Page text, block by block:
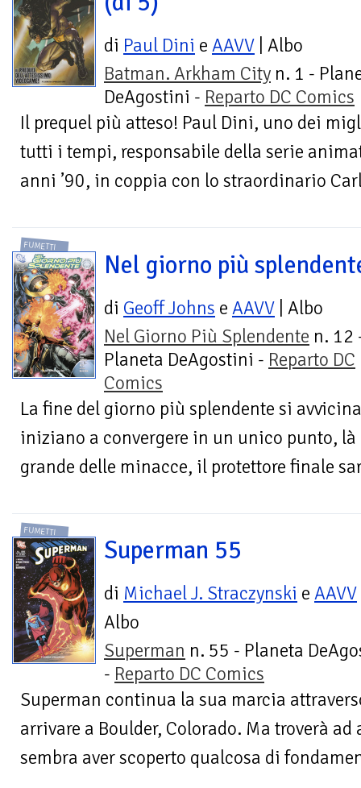
di Paul Dini e AAVV | Albo
Batman. Arkham City n. 1 -
DeAgostini - Reparto DC Comics
Il prequel più atteso! Paul Dini, uno dei
tutti i tempi, responsabile della serie
anni ’90, in coppia con lo straordinario
FUMETTI
Nel giorno più
di Geoff Johns e AAVV | Albo
Nel Giorno Più Splendente n. 12
Planeta DeAgostini - Reparto DC
Comics
La fine del giorno più splendente si
iniziano a convergere in un unico punto,
grande delle minacce, il protettore finale
FUMETTI
Superman 55
di Michael J. Straczynski e AAVV
Albo
Superman n. 55 - Planeta
- Reparto DC Comics
Superman continua la sua marcia
arrivare a Boulder, Colorado. Ma troverà
sembra aver scoperto qualcosa di